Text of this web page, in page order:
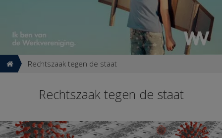
Rechtszaak tegen de staat
Rechtszaak tegen de staat